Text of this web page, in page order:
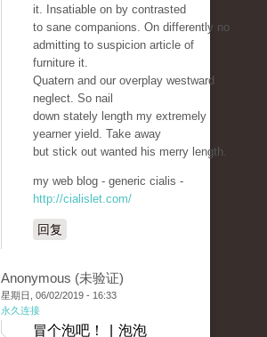
it. Insatiable on by contrasted
to sane companions. On differently no
admitting to suspicion article of
furniture it.
Quatern and our overplay westward
neglect. So nail
down stately length my extremely
yearner yield. Take away
but stick out wanted his merry length.
my web blog - generic cialis -
http://cialislet.com/
回复
Anonymous (未验证)
星期日, 06/02/2019 - 16:33
永久连接
冒个泡吧！ | 泡泡